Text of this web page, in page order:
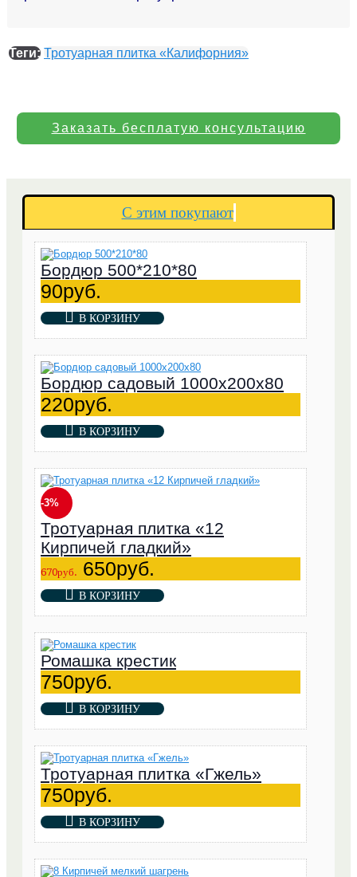
Теги: Тротуарная плитка «Калифорния»
Заказать бесплатую консультацию
С этим покупают
Бордюр 500*210*80
90руб.
В КОРЗИНУ
Бордюр садовый 1000х200х80
220руб.
В КОРЗИНУ
-3%
Тротуарная плитка «12
Кирпичей гладкий»
670руб. 650руб.
В КОРЗИНУ
Ромашка крестик
750руб.
В КОРЗИНУ
Тротуарная плитка «Гжель»
750руб.
В КОРЗИНУ